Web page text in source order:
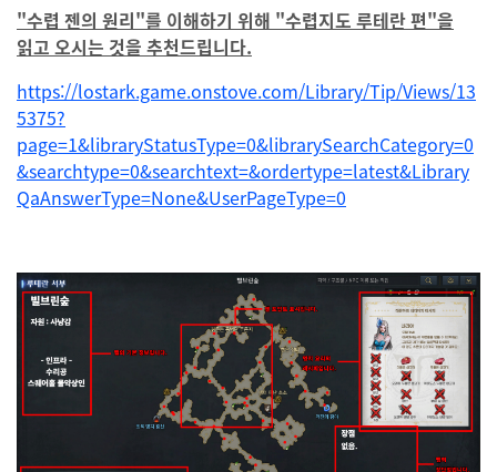
"수렵 젠의 원리"를 이해하기 위해 "수렵지도 루테란 편"을
읽고 오시는 것을 추천드립니다.
https://lostark.game.onstove.com/Library/Tip/Views/13
5375?
page=1&libraryStatusType=0&librarySearchCategory=0
&searchtype=0&searchtext=&ordertype=latest&Library
QaAnswerType=None&UserPageType=0